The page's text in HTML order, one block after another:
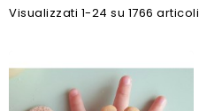
Visualizzati 1-24 su 1766 articoli